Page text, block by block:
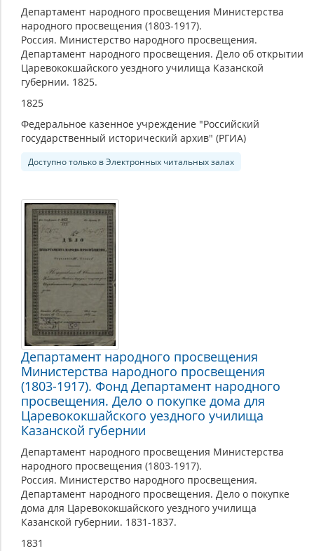
Департамент народного просвещения Министерства
народного просвещения (1803-1917).
Россия. Министерство народного просвещения.
Департамент народного просвещения. Дело об открытии
Царевококшайского уездного училища Казанской
губернии. 1825.
1825
Федеральное казенное учреждение "Российский
государственный исторический архив" (РГИА)
Доступно только в Электронных читальных залах
Департамент народного просвещения
Министерства народного просвещения
(1803-1917). Фонд Департамент народного
просвещения. Дело о покупке дома для
Царевококшайского уездного училища
Казанской губернии
Департамент народного просвещения Министерства
народного просвещения (1803-1917).
Россия. Министерство народного просвещения.
Департамент народного просвещения. Дело о покупке
дома для Царевококшайского уездного училища
Казанской губернии. 1831-1837.
1831